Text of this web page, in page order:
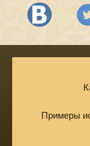
Примеры